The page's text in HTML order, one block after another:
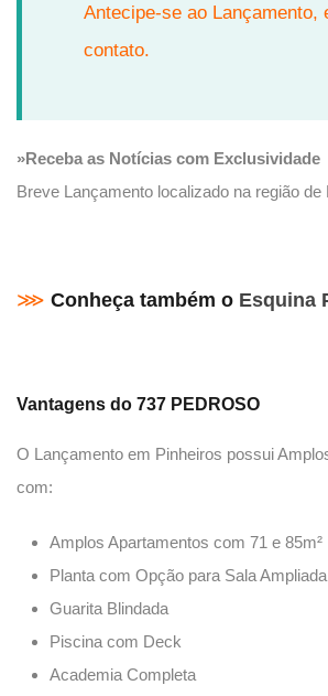
Antecipe-se ao Lançamento,
contato.
»Receba as Notícias com Exclusividade
Breve Lançamento localizado na região de
⋙ Conheça também o Esquina
Vantagens do 737 PEDROSO
O Lançamento em Pinheiros possui
com:
Amplos Apartamentos com 71 e 85m²
Planta com Opção para Sala Ampliada
Guarita Blindada
Piscina com Deck
Academia Completa